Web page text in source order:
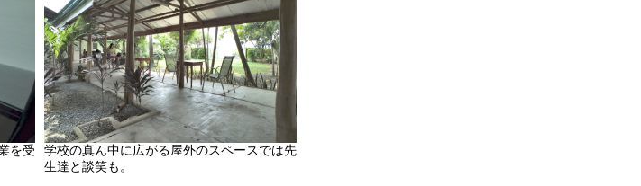
を受
学校の真ん中に広がる屋外のスペースでは先
生達と談笑も。